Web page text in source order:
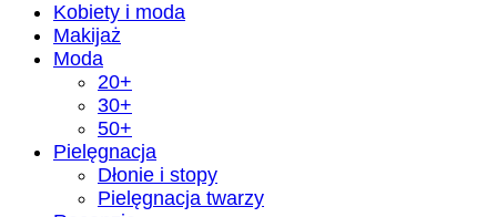
Kobiety i moda
Makijaż
Moda
20+
30+
50+
Pielęgnacja
Dłonie i stopy
Pielęgnacja twarzy